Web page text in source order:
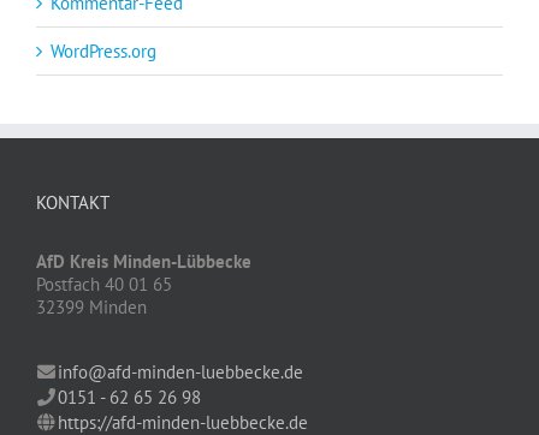
WordPress.org
KONTAKT
AfD Kreis Minden-Lübbecke
Postfach 40 01 65
32399 Minden
info@afd-minden-luebbecke.de
0151 - 62 65 26 98
https://afd-minden-luebbecke.de